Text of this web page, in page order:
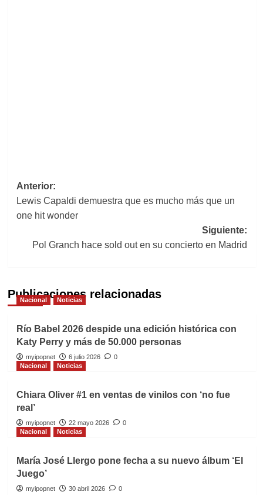
Navegación
de
Anterior:
Lewis Capaldi demuestra que es mucho más que un
one hit wonder
Siguiente:
Pol Granch hace sold out en su concierto en Madrid
Publicaciones relacionadas
Nacional Noticias
Río Babel 2026 despide una edición histórica con
Katy Perry y más de 50.000 personas
myipopnet 6 julio 2026
0
Nacional
Noticias
Chiara Oliver #1 en ventas de vinilos con ‘no fue
real’
myipopnet 22 mayo 2026
0
Nacional
Noticias
María José Llergo pone fecha a su nuevo álbum ‘El
Juego’
myipopnet 30 abril 2026 0